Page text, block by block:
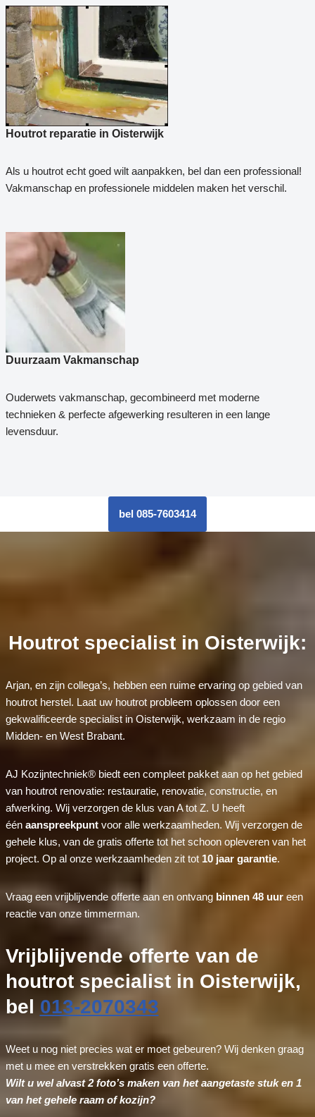
Houtrot reparatie in Oisterwijk
Als u houtrot echt goed wilt aanpakken, bel dan een professional!
Vakmanschap en professionele middelen maken het verschil.
Duurzaam Vakmanschap
Ouderwets vakmanschap, gecombineerd met moderne
technieken & perfecte afgewerking resulteren in een lange
levensduur.
bel 085-7603414
Houtrot specialist in Oisterwijk:
Arjan, en zijn collega’s, hebben een ruime ervaring op gebied van
houtrot herstel. Laat uw houtrot probleem oplossen door een
gekwalificeerde specialist in Oisterwijk, werkzaam in de regio
Midden- en West Brabant.
AJ Kozijntechniek® biedt een compleet pakket aan op het gebied
van houtrot renovatie: restauratie, renovatie, constructie, en
afwerking. Wij verzorgen de klus van A tot Z. U heeft
één aanspreekpuntvoor alle werkzaamheden. Wij verzorgen de
gehele klus, van de gratis offerte tot het schoon opleveren van het
project. Op al onze werkzaamheden zit tot 10 jaar garantie.
Vraag een vrijblijvende offerte aan en ontvang binnen 48 uureen
reactie van onze timmerman.
Vrijblijvende offerte van de
houtrot specialist in Oisterwijk,
bel 013-2070343
Weet u nog niet precies wat er moet gebeuren? Wij denken graag
met u mee en verstrekken gratis een offerte.
Wilt u wel alvast 2 foto’s maken van het aangetaste stuk en 1
van het gehele raam of kozijn?